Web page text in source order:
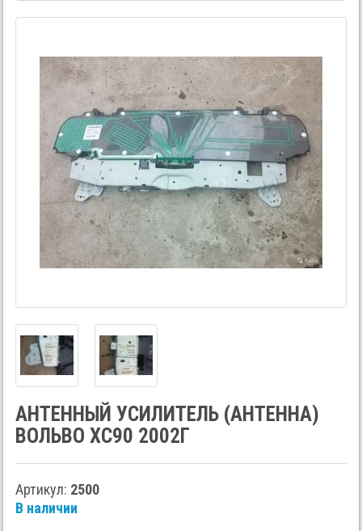
АНТЕННЫЙ УСИЛИТЕЛЬ (АНТЕННА)
ВОЛЬВО ХС90 2002Г
Артикул: 2500
В наличии